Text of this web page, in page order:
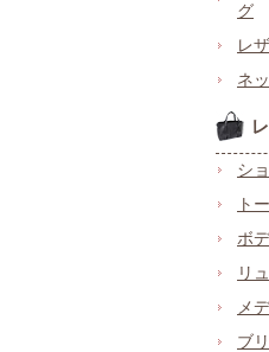
グ
レ
ネ
シ
ト
ボ
リ
メ
ブ